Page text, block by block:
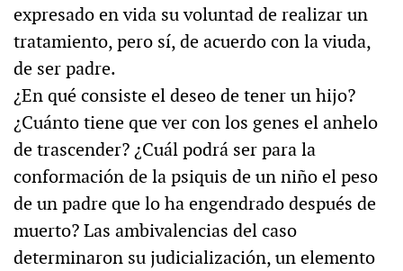
expresado en vida su voluntad de realizar un
tratamiento, pero sí, de acuerdo con la viuda,
de ser padre.
¿En qué consiste el deseo de tener un hijo?
¿Cuánto tiene que ver con los genes el anhelo
de trascender? ¿Cuál podrá ser para la
conformación de la psiquis de un niño el peso
de un padre que lo ha engendrado después de
muerto? Las ambivalencias del caso
determinaron su judicialización, un elemento